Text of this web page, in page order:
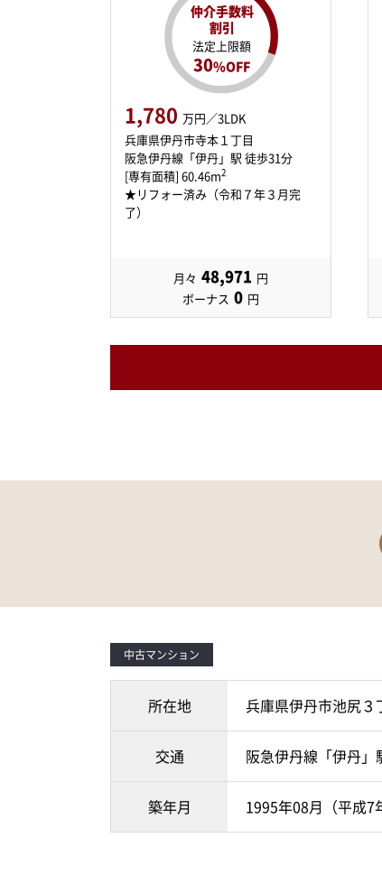
仲介手数料
割引
法定上限額
30%OFF
1,780 万円／3LDK
兵庫県伊丹市寺本１丁目
阪急伊丹線「伊丹」駅 徒歩31分
[専有面積] 60.46m2
★リフォー済み（令和７年３月完
了）
月々 48,971 円
ボーナス 0 円
中古マンション
所在地 兵庫県伊丹市池尻３
交通 阪急伊丹線「伊丹」
築年月 1995年08月（平成7